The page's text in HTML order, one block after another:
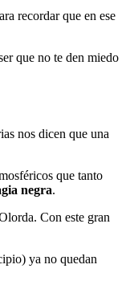
recordar que en ese
que no te den miedo
nos dicen que una
que tanto
negra.
Con este gran
ya no quedan